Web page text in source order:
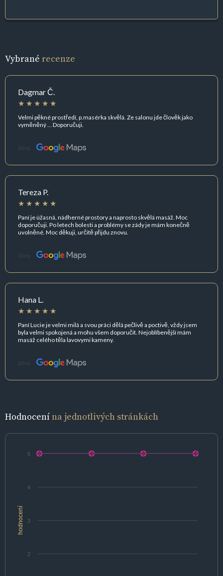
Vybrané recenze
Dagmar Č.
Velmi pěkné prostředí, p.masérka skvělá. Ze salonu jde člověk jako
vyměněný … Doporučuji.
Zdroj:
Tereza P.
Paní je úžasná, nádherné prostory a naprosto skvělá masáž. Moc
doporučuji. Po letech bolesti a problémy se zády je mám konečně
uvolněné. Moc děkuji, určitě přijdu znovu.
Zdroj:
Hana L.
Paní Lucie je velmi milá a svou práci dělá pečlivě a poctivě, vždy jsem
byla velmi spokojená a mohu všem doporučit. Nejoblíbenější mám
masáž celého těla lavovymi kameny.
Zdroj:
Hodnocenína jednotlivých stránkách
hodnocení
2
3
4
5